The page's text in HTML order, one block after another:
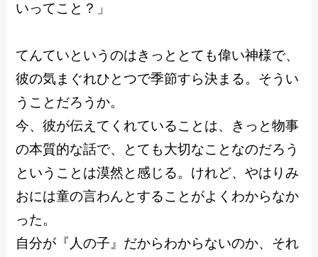
いってこと？」
てんていというのはきっととても偉い神様で、
彼の気まぐれひとつで季節すら決まる。そうい
うことだろうか。
今、彼が伝えてくれていることは、きっと物事
の本質的な話で、とても大切なことなのだろう
ということは漠然と感じる。けれど、やはりみ
おには童の言わんとすることがよくわからなか
った。
自分が『人の子』だからわからないのか、それ